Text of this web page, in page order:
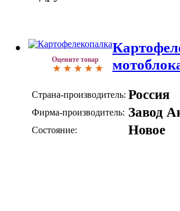
Оцените товар
Страна-производитель: Россия
Фирма-производитель: Завод
Состояние: Новое